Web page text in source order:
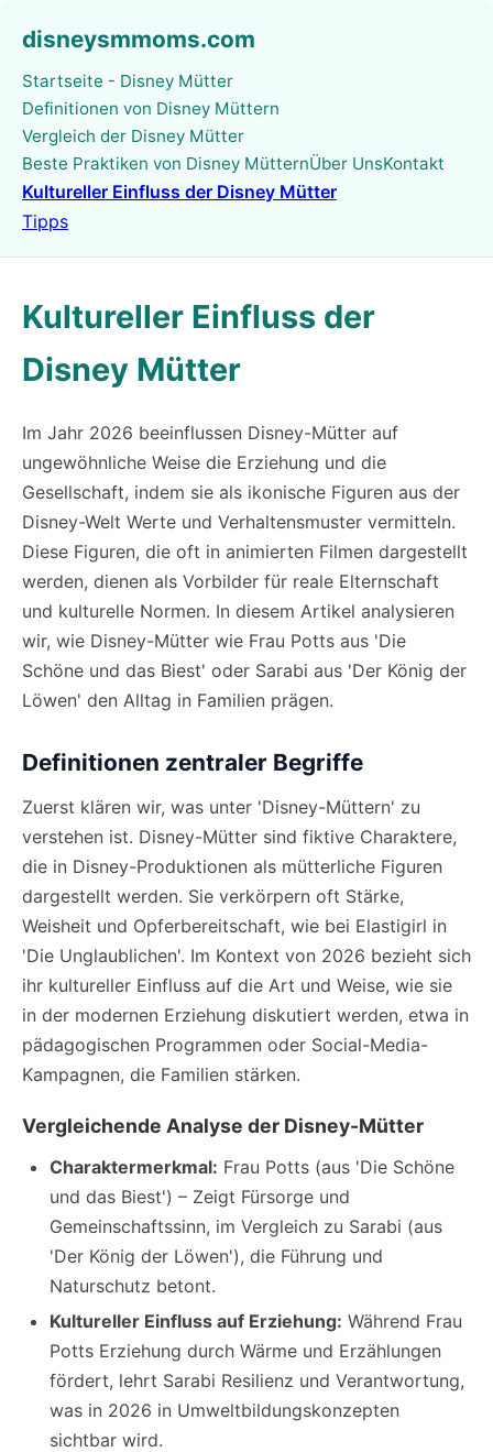
disneysmmoms.com
Startseite - Disney Mütter
Definitionen von Disney Müttern
Vergleich der Disney Mütter
Beste Praktiken von Disney MütternÜber UnsKontakt
Kultureller Einfluss der Disney Mütter
Tipps
Kultureller Einfluss der
Disney Mütter
Im Jahr 2026 beeinflussen Disney-Mütter auf
ungewöhnliche Weise die Erziehung und die
Gesellschaft, indem sie als ikonische Figuren aus der
Disney-Welt Werte und Verhaltensmuster vermitteln.
Diese Figuren, die oft in animierten Filmen dargestellt
werden, dienen als Vorbilder für reale Elternschaft
und kulturelle Normen. In diesem Artikel analysieren
wir, wie Disney-Mütter wie Frau Potts aus 'Die
Schöne und das Biest' oder Sarabi aus 'Der König der
Löwen' den Alltag in Familien prägen.
Definitionen zentraler Begriffe
Zuerst klären wir, was unter 'Disney-Müttern' zu
verstehen ist. Disney-Mütter sind fiktive Charaktere,
die in Disney-Produktionen als mütterliche Figuren
dargestellt werden. Sie verkörpern oft Stärke,
Weisheit und Opferbereitschaft, wie bei Elastigirl in
'Die Unglaublichen'. Im Kontext von 2026 bezieht sich
ihr kultureller Einfluss auf die Art und Weise, wie sie
in der modernen Erziehung diskutiert werden, etwa in
pädagogischen Programmen oder Social-Media-
Kampagnen, die Familien stärken.
Vergleichende Analyse der Disney-Mütter
Charaktermerkmal: Frau Potts (aus 'Die Schöne
und das Biest') – Zeigt Fürsorge und
Gemeinschaftssinn, im Vergleich zu Sarabi (aus
'Der König der Löwen'), die Führung und
Naturschutz betont.
Kultureller Einfluss auf Erziehung: Während Frau
Potts Erziehung durch Wärme und Erzählungen
fördert, lehrt Sarabi Resilienz und Verantwortung,
was in 2026 in Umweltbildungskonzepten
sichtbar wird.